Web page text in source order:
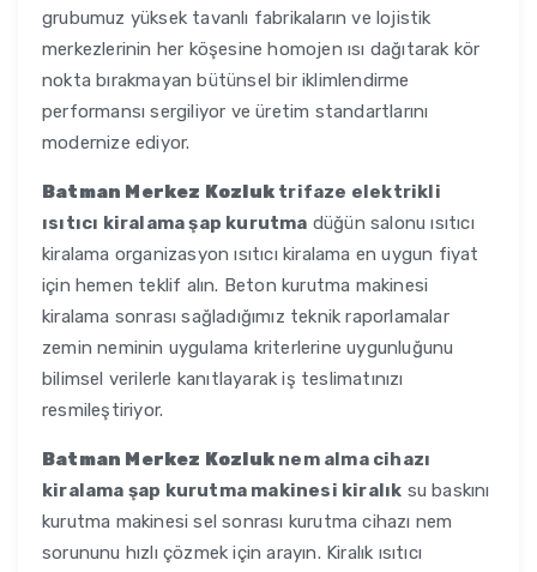
grubumuz yüksek tavanlı fabrikaların ve lojistik
merkezlerinin her köşesine homojen ısı dağıtarak kör
nokta bırakmayan bütünsel bir iklimlendirme
performansı sergiliyor ve üretim standartlarını
modernize ediyor.
Batman Merkez Kozluk trifaze elektrikli
ısıtıcı kiralama şap kurutma düğün salonu ısıtıcı
kiralama organizasyon ısıtıcı kiralama en uygun fiyat
için hemen teklif alın. Beton kurutma makinesi
kiralama sonrası sağladığımız teknik raporlamalar
zemin neminin uygulama kriterlerine uygunluğunu
bilimsel verilerle kanıtlayarak iş teslimatınızı
resmileştiriyor.
Batman Merkez Kozluk nem alma cihazı
kiralama şap kurutma makinesi kiralık su baskını
kurutma makinesi sel sonrası kurutma cihazı nem
sorununu hızlı çözmek için arayın. Kiralık ısıtıcı